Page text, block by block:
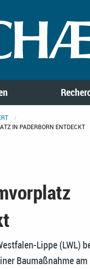
IN PADERBORN ENTDECKT
Lippe (LWL)
Baumaßnahme